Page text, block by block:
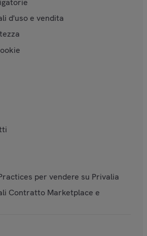
d'uso e vendita
per vendere su Privalia
Contratto Marketplace e